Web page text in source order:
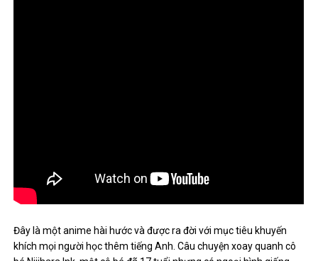
Đây là một anime hài hước và được ra đời với mục tiêu khuyến
khích mọi người học thêm tiếng Anh. Câu chuyện xoay quanh cô